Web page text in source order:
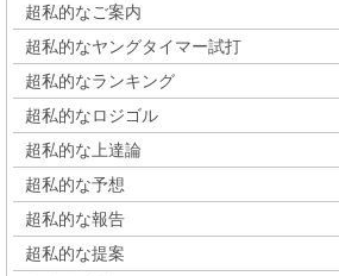
超私的なご案内
超私的なヤングタイマー試打
超私的なランキング
超私的なロジゴル
超私的な上達論
超私的な予想
超私的な報告
超私的な提案